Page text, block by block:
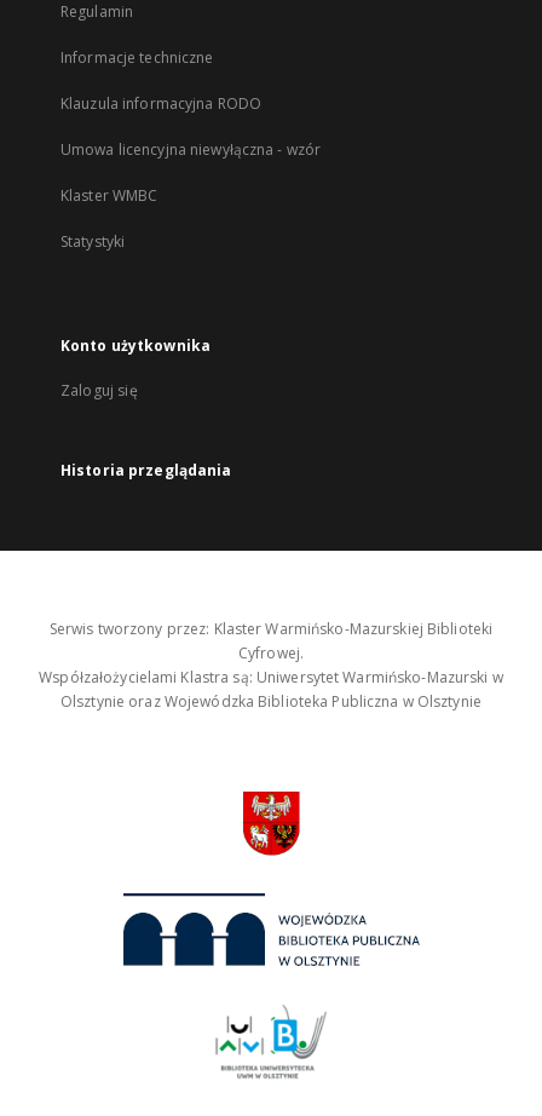
Regulamin
Informacje techniczne
Klauzula informacyjna RODO
Umowa licencyjna niewyłączna - wzór
Klaster WMBC
Statystyki
Konto użytkownika
Zaloguj się
Historia przeglądania
Serwis tworzony przez: Klaster Warmińsko-Mazurskiej Biblioteki
Cyfrowej.
Współzałożycielami Klastra są: Uniwersytet Warmińsko-Mazurski w
Olsztynie oraz Wojewódzka Biblioteka Publiczna w Olsztynie